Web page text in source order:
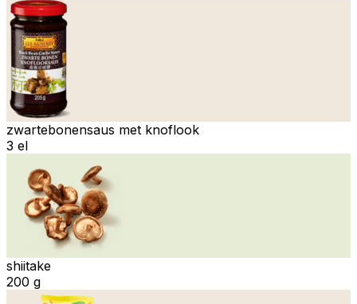
zwartebonensaus met knoflook
3 el
shiitake
200 g